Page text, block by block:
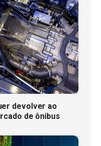
devolver ao
de ônibus